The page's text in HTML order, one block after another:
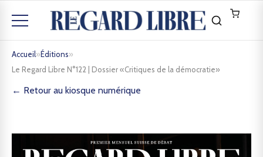
Accueil»Éditions»
Le Regard Libre N°122 | Dossier «Critiques de la démocratie»
← Retour au kiosque numérique